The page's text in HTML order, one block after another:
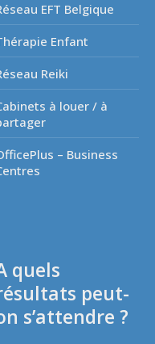
EFT Belgique
Enfant
Reiki
à louer / à
– Business
quels
peut-
s’attendre ?